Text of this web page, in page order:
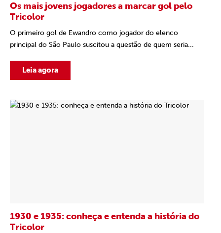
Os mais jovens jogadores a marcar gol pelo
Tricolor
O primeiro gol de Ewandro como jogador do elenco
principal do São Paulo suscitou a questão de quem seria...
Leia agora
1930 e 1935: conheça e entenda a história do
Tricolor